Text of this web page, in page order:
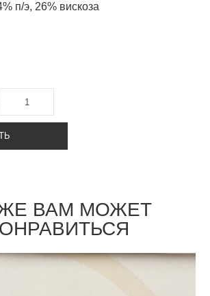
п/э, 26% вискоза
ВАМ МОЖЕТ